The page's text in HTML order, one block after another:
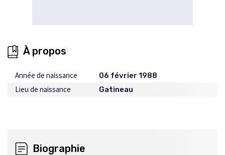
À propos
Année de naissance 06 février 1988
Lieu de naissance Gatineau
Biographie